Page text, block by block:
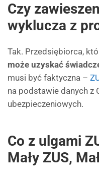
Czy
wyklucza z
Tak. Przedsiębiorca,
może uzyskać
musi być faktyczna –
na podstawie danych z
ubezpieczeniowych.
Co z ulgami
Mały ZUS,